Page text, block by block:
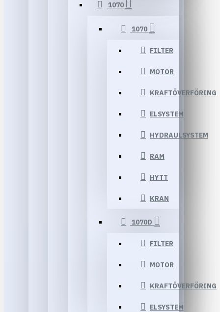
1070
1070
FILTER
MOTOR
KRAFTÖVERFÖRING
ELSYSTEM
HYDRAULSYSTEM
RAM
HYTT
KRAN
1070D
FILTER
MOTOR
KRAFTÖVERFÖRING
ELSYSTEM